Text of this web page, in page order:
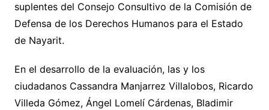
suplentes del Consejo Consultivo de la Comisión de
Defensa de los Derechos Humanos para el Estado
de Nayarit.
En el desarrollo de la evaluación, las y los
ciudadanos Cassandra Manjarrez Villalobos, Ricardo
Villeda Gómez, Ángel Lomelí Cárdenas, Bladimir